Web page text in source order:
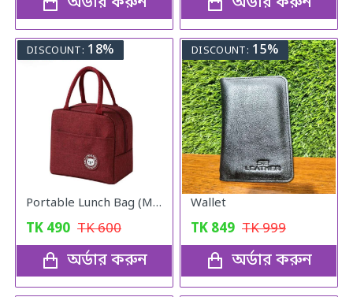
DISCOUNT: 18%
Portable Lunch Bag (Maroon)
TK 490 TK600
অর্ডার করুন
DISCOUNT: 15%
Wallet
TK 849 TK999
অর্ডার করুন